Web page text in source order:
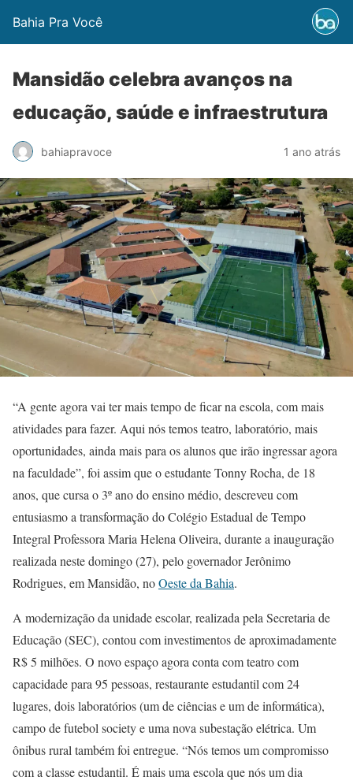
Bahia Pra Você
Mansidão celebra avanços na
educação, saúde e infraestrutura
bahiapravoce 1 ano atrás
“A gente agora vai ter mais tempo de ficar na escola, com mais
atividades para fazer. Aqui nós temos teatro, laboratório, mais
oportunidades, ainda mais para os alunos que irão ingressar agora
na faculdade”, foi assim que o estudante Tonny Rocha, de 18
anos, que cursa o 3º ano do ensino médio, descreveu com
entusiasmo a transformação do Colégio Estadual de Tempo
Integral Professora Maria Helena Oliveira, durante a inauguração
realizada neste domingo (27), pelo governador Jerônimo
Rodrigues, em Mansidão, noOeste da Bahia.
A modernização da unidade escolar, realizada pela Secretaria de
Educação (SEC), contou com investimentos de aproximadamente
R$ 5 milhões. O novo espaço agora conta com teatro com
capacidade para 95 pessoas, restaurante estudantil com 24
lugares, dois laboratórios (um de ciências e um de informática),
campo de futebol society e uma nova subestação elétrica. Um
ônibus rural também foi entregue. “Nós temos um compromisso
com a classe estudantil. É mais uma escola que nós um dia